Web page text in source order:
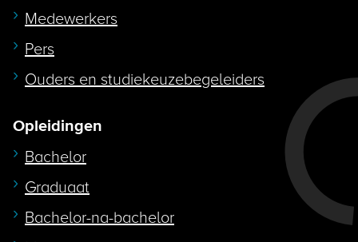
Medewerkers
Pers
Ouders en studiekeuzebegeleiders
Opleidingen
Bachelor
Graduaat
Bachelor-na-bachelor